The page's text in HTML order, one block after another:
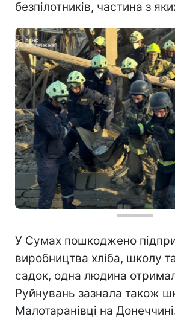
безпілотників, частина з
У Сумах пошкоджено
виробництва хліба, школу
садок, одна людина
Руйнувань зазнала також
Малотаранівці на